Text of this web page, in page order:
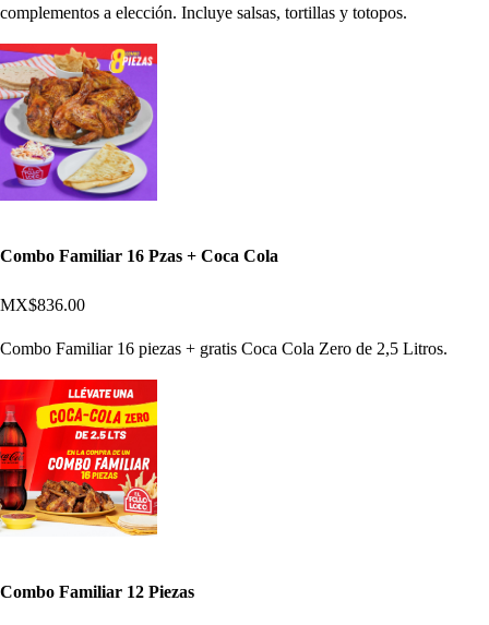
complementos a elección. Incluye salsas, tortillas y totopos.
Combo Familiar 16 Pzas + Coca Cola
MX$836.00
Combo Familiar 16 piezas + gratis Coca Cola Zero de 2,5 Litros.
Combo Familiar 12 Piezas